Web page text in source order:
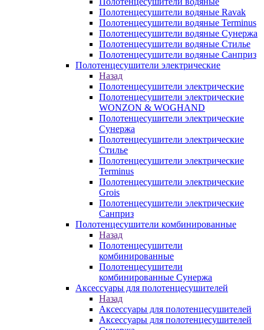
Полотенцесушители водяные Ravak
Полотенцесушители водяные Terminus
Полотенцесушители водяные Сунержа
Полотенцесушители водяные Стилье
Полотенцесушители водяные Санприз
Полотенцесушители электрические
Назад
Полотенцесушители электрические
Полотенцесушители электрические
WONZON & WOGHAND
Полотенцесушители электрические
Сунержа
Полотенцесушители электрические
Стилье
Полотенцесушители электрические
Terminus
Полотенцесушители электрические
Grois
Полотенцесушители электрические
Санприз
Полотенцесушители комбинированные
Назад
Полотенцесушители
комбинированные
Полотенцесушители
комбинированные Сунержа
Аксессуары для полотенцесушителей
Назад
Аксессуары для полотенцесушителей
Аксессуары для полотенцесушителей